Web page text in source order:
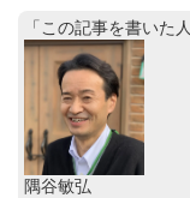
隅谷敏弘